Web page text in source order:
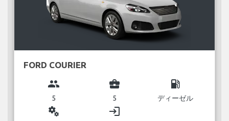
FORD COURIER
group
5
business_center
5
local_gas_station
ディーゼル
miscellaneous_services login